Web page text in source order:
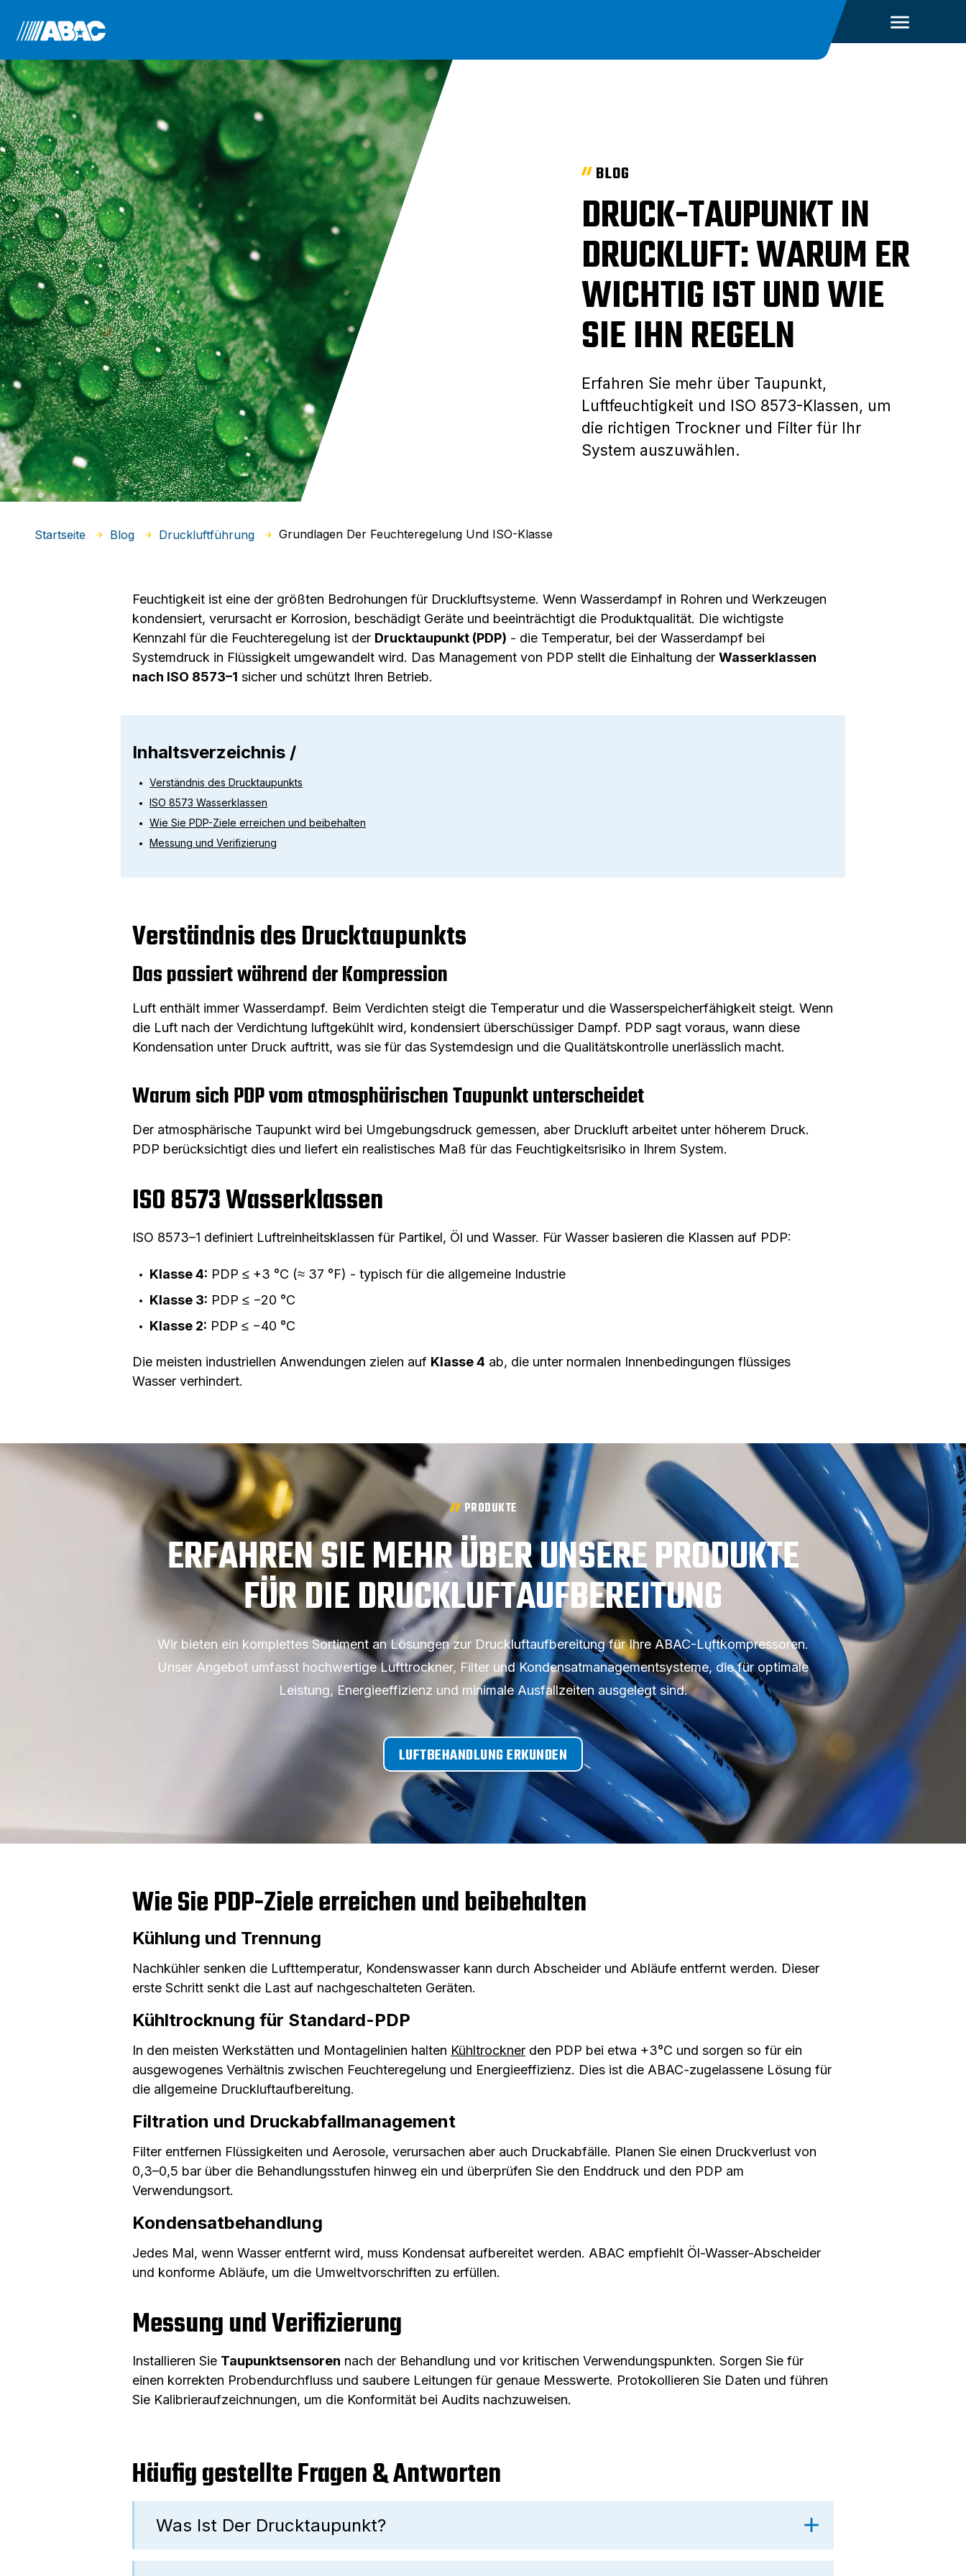
BLOG
DRUCK-TAUPUNKT IN
DRUCKLUFT: WARUM ER
WICHTIG IST UND WIE
SIE IHN REGELN
Erfahren Sie mehr über Taupunkt,
Luftfeuchtigkeit und ISO 8573-Klassen, um
die richtigen Trockner und Filter für Ihr
System auszuwählen.
Startseite Blog Druckluftführung Grundlagen Der Feuchteregelung Und ISO-Klasse
Feuchtigkeit ist eine der größten Bedrohungen für Druckluftsysteme. Wenn Wasserdampf in Rohren und Werkzeugen
kondensiert, verursacht er Korrosion, beschädigt Geräte und beeinträchtigt die Produktqualität. Die wichtigste
Kennzahl für die Feuchteregelung ist der Drucktaupunkt (PDP) - die Temperatur, bei der Wasserdampf bei
Systemdruck in Flüssigkeit umgewandelt wird. Das Management von PDP stellt die Einhaltung der Wasserklassen
nach ISO 8573–1 sicher und schützt Ihren Betrieb.
Inhaltsverzeichnis /
Verständnis des Drucktaupunkts
ISO 8573 Wasserklassen
Wie Sie PDP-Ziele erreichen und beibehalten
Messung und Verifizierung
Verständnis des Drucktaupunkts
Das passiert während der Kompression
Luft enthält immer Wasserdampf. Beim Verdichten steigt die Temperatur und die Wasserspeicherfähigkeit steigt. Wenn
die Luft nach der Verdichtung luftgekühlt wird, kondensiert überschüssiger Dampf. PDP sagt voraus, wann diese
Kondensation unter Druck auftritt, was sie für das Systemdesign und die Qualitätskontrolle unerlässlich macht.
Warum sich PDP vom atmosphärischen Taupunkt unterscheidet
Der atmosphärische Taupunkt wird bei Umgebungsdruck gemessen, aber Druckluft arbeitet unter höherem Druck.
PDP berücksichtigt dies und liefert ein realistisches Maß für das Feuchtigkeitsrisiko in Ihrem System.
ISO 8573 Wasserklassen
ISO 8573–1 definiert Luftreinheitsklassen für Partikel, Öl und Wasser. Für Wasser basieren die Klassen auf PDP:
Klasse 4: PDP ≤ +3 °C (≈ 37 °F) - typisch für die allgemeine Industrie
Klasse 3: PDP ≤ −20 °C
Klasse 2: PDP ≤ −40 °C
Die meisten industriellen Anwendungen zielen auf Klasse 4 ab, die unter normalen Innenbedingungen flüssiges
Wasser verhindert.
PRODUKTE
ERFAHREN SIE MEHR ÜBER UNSERE PRODUKTE
FÜR DIE DRUCKLUFTAUFBEREITUNG
Wir bieten ein komplettes Sortiment an Lösungen zur Druckluftaufbereitung für Ihre ABAC-Luftkompressoren.
Unser Angebot umfasst hochwertige Lufttrockner, Filter und Kondensatmanagementsysteme, die für optimale
Leistung, Energieeffizienz und minimale Ausfallzeiten ausgelegt sind.
LUFTBEHANDLUNG ERKUNDEN
Wie Sie PDP-Ziele erreichen und beibehalten
Kühlung und Trennung
Nachkühler senken die Lufttemperatur, Kondenswasser kann durch Abscheider und Abläufe entfernt werden. Dieser
erste Schritt senkt die Last auf nachgeschalteten Geräten.
Kühltrocknung für Standard-PDP
In den meisten Werkstätten und Montagelinien halten Kühltrockner den PDP bei etwa +3°C und sorgen so für ein
ausgewogenes Verhältnis zwischen Feuchteregelung und Energieeffizienz. Dies ist die ABAC-zugelassene Lösung für
die allgemeine Druckluftaufbereitung.
Filtration und Druckabfallmanagement
Filter entfernen Flüssigkeiten und Aerosole, verursachen aber auch Druckabfälle. Planen Sie einen Druckverlust von
0,3–0,5 bar über die Behandlungsstufen hinweg ein und überprüfen Sie den Enddruck und den PDP am
Verwendungsort.
Kondensatbehandlung
Jedes Mal, wenn Wasser entfernt wird, muss Kondensat aufbereitet werden. ABAC empfiehlt Öl-Wasser-Abscheider
und konforme Abläufe, um die Umweltvorschriften zu erfüllen.
Messung und Verifizierung
Installieren Sie Taupunktsensoren nach der Behandlung und vor kritischen Verwendungspunkten. Sorgen Sie für
einen korrekten Probendurchfluss und saubere Leitungen für genaue Messwerte. Protokollieren Sie Daten und führen
Sie Kalibrieraufzeichnungen, um die Konformität bei Audits nachzuweisen.
Häufig gestellte Fragen & Antworten
Was Ist Der Drucktaupunkt?